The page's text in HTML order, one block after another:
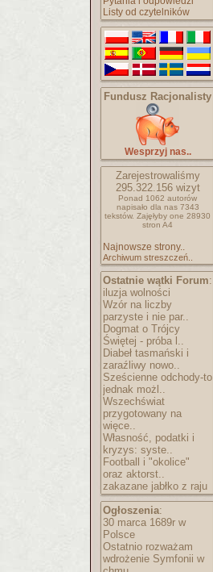
Listy od czytelników
Fundusz Racjonalisty
Wesprzyj nas..
Zarejestrowaliśmy
295.322.156wizyt
Ponad 1062 autorów
napisało dla nas 7343
tekstów. Zajęłyby one 28930
stron A4
Najnowsze strony..
Archiwum streszczeń..
Ostatnie wątki Forum:
iluzja wolności
Wzór na liczby
parzyste i nie par..
Dogmat o Trójcy
Świętej - próba l..
Diabeł tasmański i
zaraźliwy nowo..
Sześcienne odchody-to
jednak możl..
Wszechświat
przygotowany na
więce..
Własność, podatki i
kryzys: syste..
Football i "okolice"
oraz aktorst..
zakazane jabłko z raju
Ogłoszenia:
30 marca 1689r w
Polsce
Ostatnio rozważam
wdrożenie Symfonii w